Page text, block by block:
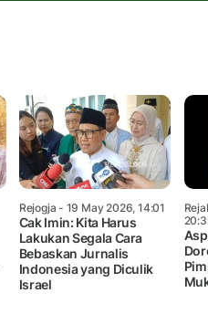
Rejogja - 19 May 2026, 14:01
Cak Imin: Kita Harus
Lakukan Segala Cara
Bebaskan Jurnalis
Indonesia yang Diculik
Israel